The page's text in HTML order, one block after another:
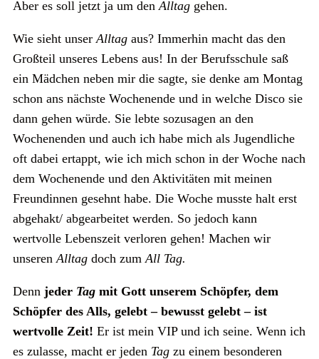
Aber es soll jetzt ja um den Alltag gehen.
Wie sieht unser Alltag aus? Immerhin macht das den
Großteil unseres Lebens aus! In der Berufsschule saß
ein Mädchen neben mir die sagte, sie denke am Montag
schon ans nächste Wochenende und in welche Disco sie
dann gehen würde. Sie lebte sozusagen an den
Wochenenden und auch ich habe mich als Jugendliche
oft dabei ertappt, wie ich mich schon in der Woche nach
dem Wochenende und den Aktivitäten mit meinen
Freundinnen gesehnt habe. Die Woche musste halt erst
abgehakt/ abgearbeitet werden. So jedoch kann
wertvolle Lebenszeit verloren gehen! Machen wir
unseren Alltag doch zum All Tag.
Denn jeder Tag mit Gott unserem Schöpfer, dem
Schöpfer des Alls, gelebt – bewusst gelebt – ist
wertvolle Zeit! Er ist mein VIP und ich seine. Wenn ich
es zulasse, macht er jeden Tag zu einem besonderen